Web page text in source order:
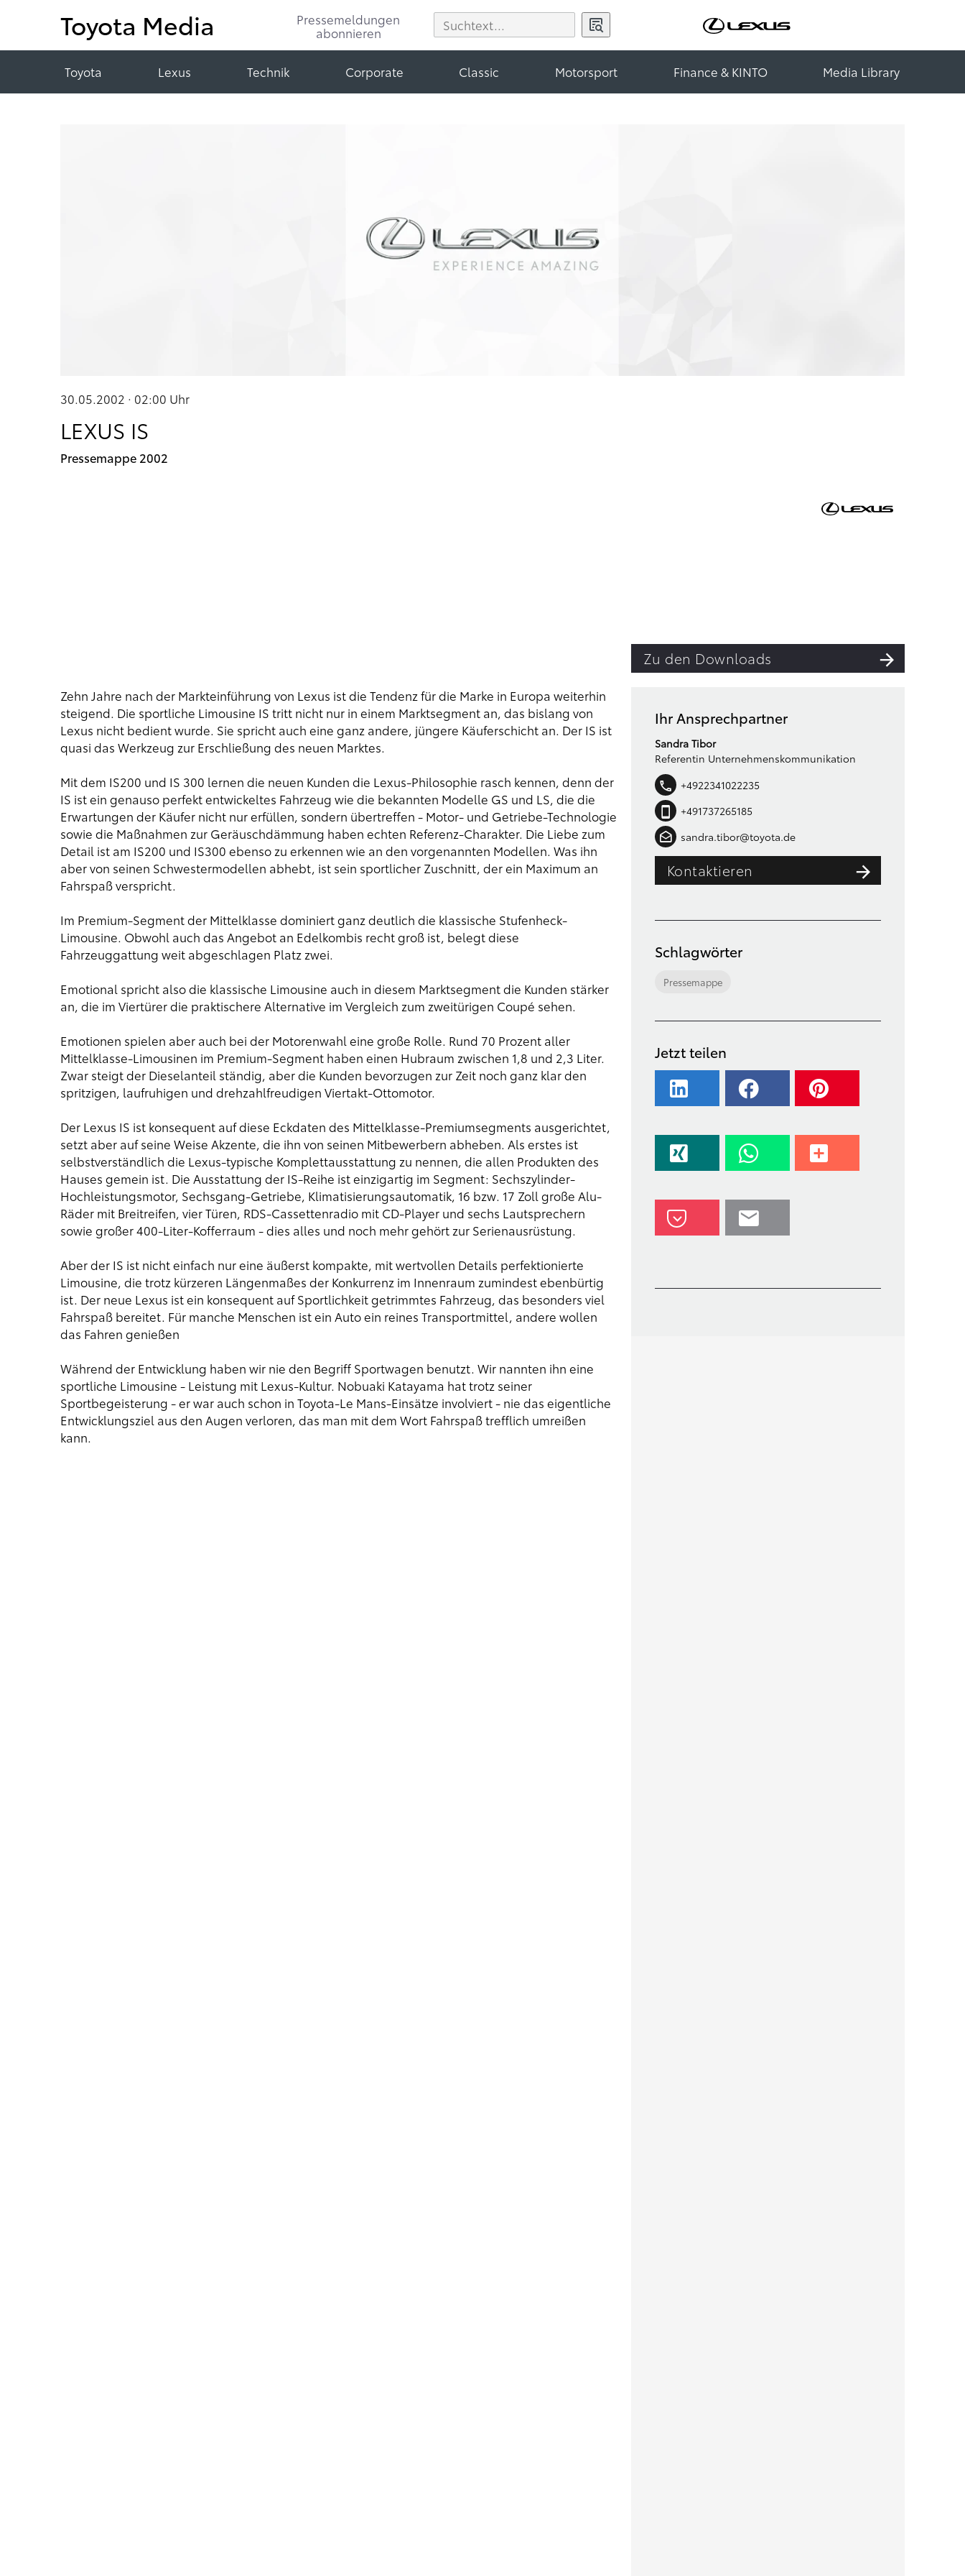
Toyota Media
Pressemeldungen
abonnieren
Toyota Lexus Technik Corporate Classic Motorsport Finance & KINTO Media Library
30.05.2002 · 02:00 Uhr
LEXUS IS
Pressemappe 2002
Zu den Downloads
Zehn Jahre nach der Markteinführung von Lexus ist die Tendenz für die Marke in Europa weiterhin
steigend. Die sportliche Limousine IS tritt nicht nur in einem Marktsegment an, das bislang von
Lexus nicht bedient wurde. Sie spricht auch eine ganz andere, jüngere Käuferschicht an. Der IS ist
quasi das Werkzeug zur Erschließung des neuen Marktes.
Mit dem IS200 und IS 300 lernen die neuen Kunden die Lexus-Philosophie rasch kennen, denn der
IS ist ein genauso perfekt entwickeltes Fahrzeug wie die bekannten Modelle GS und LS, die die
Erwartungen der Käufer nicht nur erfüllen, sondern übertreffen - Motor- und Getriebe-Technologie
sowie die Maßnahmen zur Geräuschdämmung haben echten Referenz-Charakter. Die Liebe zum
Detail ist am IS200 und IS300 ebenso zu erkennen wie an den vorgenannten Modellen. Was ihn
aber von seinen Schwestermodellen abhebt, ist sein sportlicher Zuschnitt, der ein Maximum an
Fahrspaß verspricht.
Im Premium-Segment der Mittelklasse dominiert ganz deutlich die klassische Stufenheck-
Limousine. Obwohl auch das Angebot an Edelkombis recht groß ist, belegt diese
Fahrzeuggattung weit abgeschlagen Platz zwei.
Emotional spricht also die klassische Limousine auch in diesem Marktsegment die Kunden stärker
an, die im Viertürer die praktischere Alternative im Vergleich zum zweitürigen Coupé sehen.
Emotionen spielen aber auch bei der Motorenwahl eine große Rolle. Rund 70 Prozent aller
Mittelklasse-Limousinen im Premium-Segment haben einen Hubraum zwischen 1,8 und 2,3 Liter.
Zwar steigt der Dieselanteil ständig, aber die Kunden bevorzugen zur Zeit noch ganz klar den
spritzigen, laufruhigen und drehzahlfreudigen Viertakt-Ottomotor.
Der Lexus IS ist konsequent auf diese Eckdaten des Mittelklasse-Premiumsegments ausgerichtet,
setzt aber auf seine Weise Akzente, die ihn von seinen Mitbewerbern abheben. Als erstes ist
selbstverständlich die Lexus-typische Komplettausstattung zu nennen, die allen Produkten des
Hauses gemein ist. Die Ausstattung der IS-Reihe ist einzigartig im Segment: Sechszylinder-
Hochleistungsmotor, Sechsgang-Getriebe, Klimatisierungsautomatik, 16 bzw. 17 Zoll große Alu-
Räder mit Breitreifen, vier Türen, RDS-Cassettenradio mit CD-Player und sechs Lautsprechern
sowie großer 400-Liter-Kofferraum - dies alles und noch mehr gehört zur Serienausrüstung.
Aber der IS ist nicht einfach nur eine äußerst kompakte, mit wertvollen Details perfektionierte
Limousine, die trotz kürzeren Längenmaßes der Konkurrenz im Innenraum zumindest ebenbürtig
ist. Der neue Lexus ist ein konsequent auf Sportlichkeit getrimmtes Fahrzeug, das besonders viel
Fahrspaß bereitet. Für manche Menschen ist ein Auto ein reines Transportmittel, andere wollen
das Fahren genießen
Während der Entwicklung haben wir nie den Begriff Sportwagen benutzt. Wir nannten ihn eine
sportliche Limousine - Leistung mit Lexus-Kultur. Nobuaki Katayama hat trotz seiner
Sportbegeisterung - er war auch schon in Toyota-Le Mans-Einsätze involviert - nie das eigentliche
Entwicklungsziel aus den Augen verloren, das man mit dem Wort Fahrspaß trefflich umreißen
kann.
Ihr Ansprechpartner
Sandra Tibor
Referentin Unternehmenskommunikation
+4922341022235
+491737265185
sandra.tibor@toyota.de
Kontaktieren
Schlagwörter
Pressemappe
Jetzt teilen